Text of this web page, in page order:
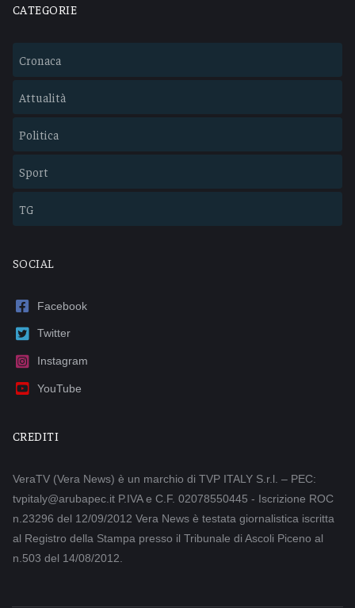
CATEGORIE
Cronaca
Attualità
Politica
Sport
TG
SOCIAL
Facebook
Twitter
Instagram
YouTube
CREDITI
VeraTV (Vera News) è un marchio di TVP ITALY S.r.l. – PEC:
tvpitaly@arubapec.it P.IVA e C.F. 02078550445 - Iscrizione ROC
n.23296 del 12/09/2012 Vera News è testata giornalistica iscritta
al Registro della Stampa presso il Tribunale di Ascoli Piceno al
n.503 del 14/08/2012.